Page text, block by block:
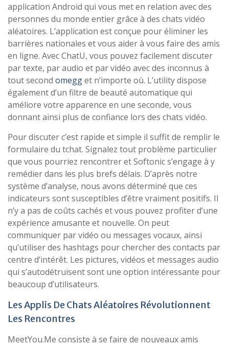
application Android qui vous met en relation avec des
personnes du monde entier grâce à des chats vidéo
aléatoires. L’application est conçue pour éliminer les
barrières nationales et vous aider à vous faire des amis
en ligne. Avec ChatU, vous pouvez facilement discuter
par texte, par audio et par vidéo avec des inconnus à
tout second omegget n’importe où. L’utility dispose
également d’un filtre de beauté automatique qui
améliore votre apparence en une seconde, vous
donnant ainsi plus de confiance lors des chats vidéo.
Pour discuter c’est rapide et simple il suffit de remplir le
formulaire du tchat. Signalez tout problème particulier
que vous pourriez rencontrer et Softonic s’engage à y
remédier dans les plus brefs délais. D’après notre
système d’analyse, nous avons déterminé que ces
indicateurs sont susceptibles d’être vraiment positifs. Il
n’y a pas de coûts cachés et vous pouvez profiter d’une
expérience amusante et nouvelle. On peut
communiquer par vidéo ou messages vocaux, ainsi
qu’utiliser des hashtags pour chercher des contacts par
centre d’intérêt. Les pictures, vidéos et messages audio
qui s’autodétruisent sont une option intéressante pour
beaucoup d’utilisateurs.
Les Applis De Chats Aléatoires Révolutionnent
Les Rencontres
MeetYou.Me consiste à se faire de nouveaux amis